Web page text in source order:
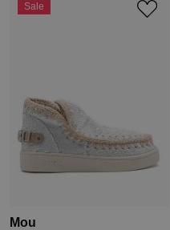
Sale
Mou